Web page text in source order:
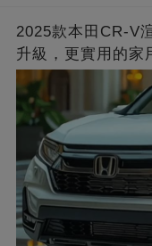
2025款本田CR-V
升級，更實用的家